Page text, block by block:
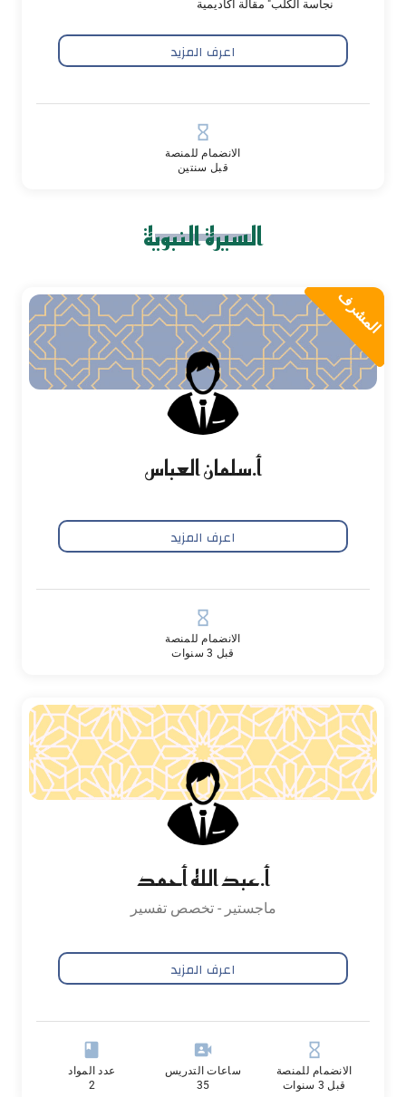
نجاسة الكلب" مقالة أكاديمية
اعرف المزيد
hourglass_empty
الانضمام للمنصة
قبل سنتين
السيرة النبوية
المشرف
أ.سلمان العباس
اعرف المزيد
hourglass_empty
الانضمام للمنصة
قبل 3 سنوات
أ.عبد الله أحمد
ماجستير - تخصص تفسير
اعرف المزيد
hourglass_empty
الانضمام للمنصة
قبل 3 سنوات
video_camera_front
ساعات التدريس
35
book
عدد المواد
2